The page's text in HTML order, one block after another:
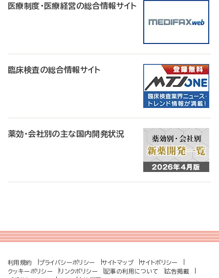
医療制度・医療経営の総合情報サイト
臨床検査の総合情報サイト
薬効・会社別の主な国内開発状況
利用規約 プライバシーポリシー サイトマップ
サイトポリシー
クッキーポリシー
リンクポリシー 記事の利用について
広告掲載